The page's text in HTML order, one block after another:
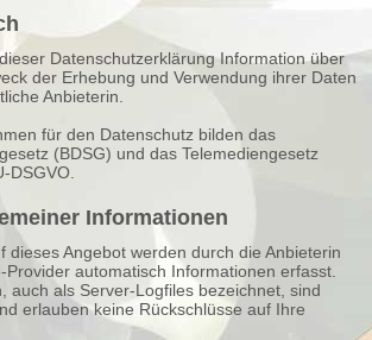
Datenschutzerklärung Information über
der Erhebung und Verwendung ihrer Daten
Anbieterin.
für den Datenschutz bilden das
(BDSG) und das Telemediengesetz
DSGVO.
Informationen
dieses Angebot werden durch die Anbieterin
Provider automatisch Informationen erfasst.
auch als Server-Logfiles bezeichnet, sind
erlauben keine Rückschlüsse auf Ihre